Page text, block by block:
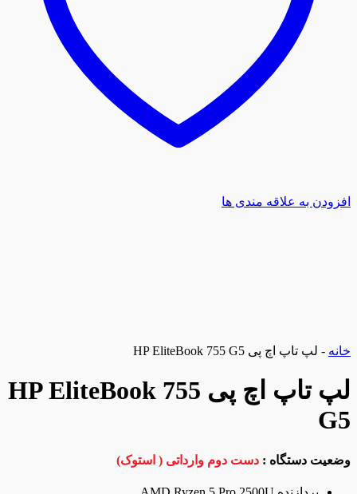
افزودن به علاقه مندی ها
خانه - لپ تاپ اچ پی HP EliteBook 755 G5
لپ تاپ اچ پی HP EliteBook 755
G5
وضعیت دستگاه : دست دوم وارداتی ( استوک)